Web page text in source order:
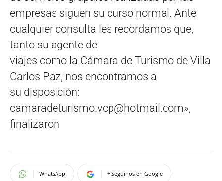
empresas siguen su curso normal. Ante
cualquier consulta les recordamos que,
tanto su agente de
viajes como la Cámara de Turismo de Villa
Carlos Paz, nos encontramos a
su disposición:
camaradeturismo.vcp@hotmail.com»,
finalizaron
WhatsApp + Seguinos en Google